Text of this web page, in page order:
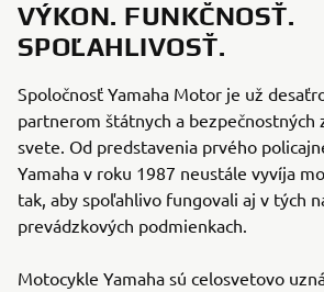
VÝKON. FUNKČNOSŤ.
SPOĽAHLIVOSŤ.
Spoločnosť Yamaha Motor je už
partnerom štátnych a bezpečnostných
svete. Od predstavenia prvého
Yamaha v roku 1987 neustále vyvíja
tak, aby spoľahlivo fungovali aj v tých
prevádzkových podmienkach.
Motocykle Yamaha sú celosvetovo